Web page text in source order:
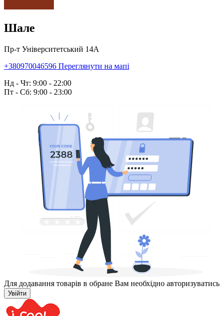
Шале
Пр-т Університетський 14А
+380970046596 Переглянути на мапі
Нд - Чт: 9:00 - 22:00
Пт - Сб: 9:00 - 23:00
Для додавання товарів в обране Вам необхідно авторизуватись
Увійти